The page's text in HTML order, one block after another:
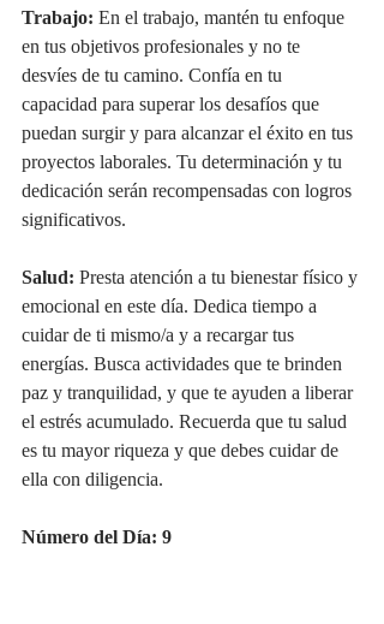
Trabajo: En el trabajo, mantén tu enfoque
en tus objetivos profesionales y no te
desvíes de tu camino. Confía en tu
capacidad para superar los desafíos que
puedan surgir y para alcanzar el éxito en tus
proyectos laborales. Tu determinación y tu
dedicación serán recompensadas con logros
significativos.
Salud: Presta atención a tu bienestar físico y
emocional en este día. Dedica tiempo a
cuidar de ti mismo/a y a recargar tus
energías. Busca actividades que te brinden
paz y tranquilidad, y que te ayuden a liberar
el estrés acumulado. Recuerda que tu salud
es tu mayor riqueza y que debes cuidar de
ella con diligencia.
Número del Día: 9